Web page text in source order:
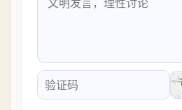
验证码